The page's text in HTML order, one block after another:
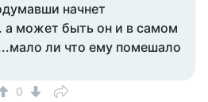
начнет
а может быть он и в самом
ли что ему помешало
0